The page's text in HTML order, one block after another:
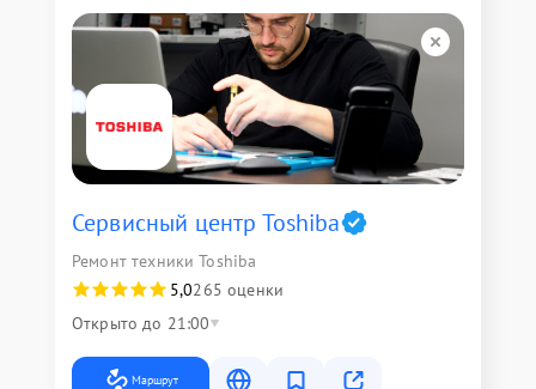
Сервисный центр Toshiba
Ремонт техники Toshiba
5,0265 оценки
Открыто до 21:00
Маршрут